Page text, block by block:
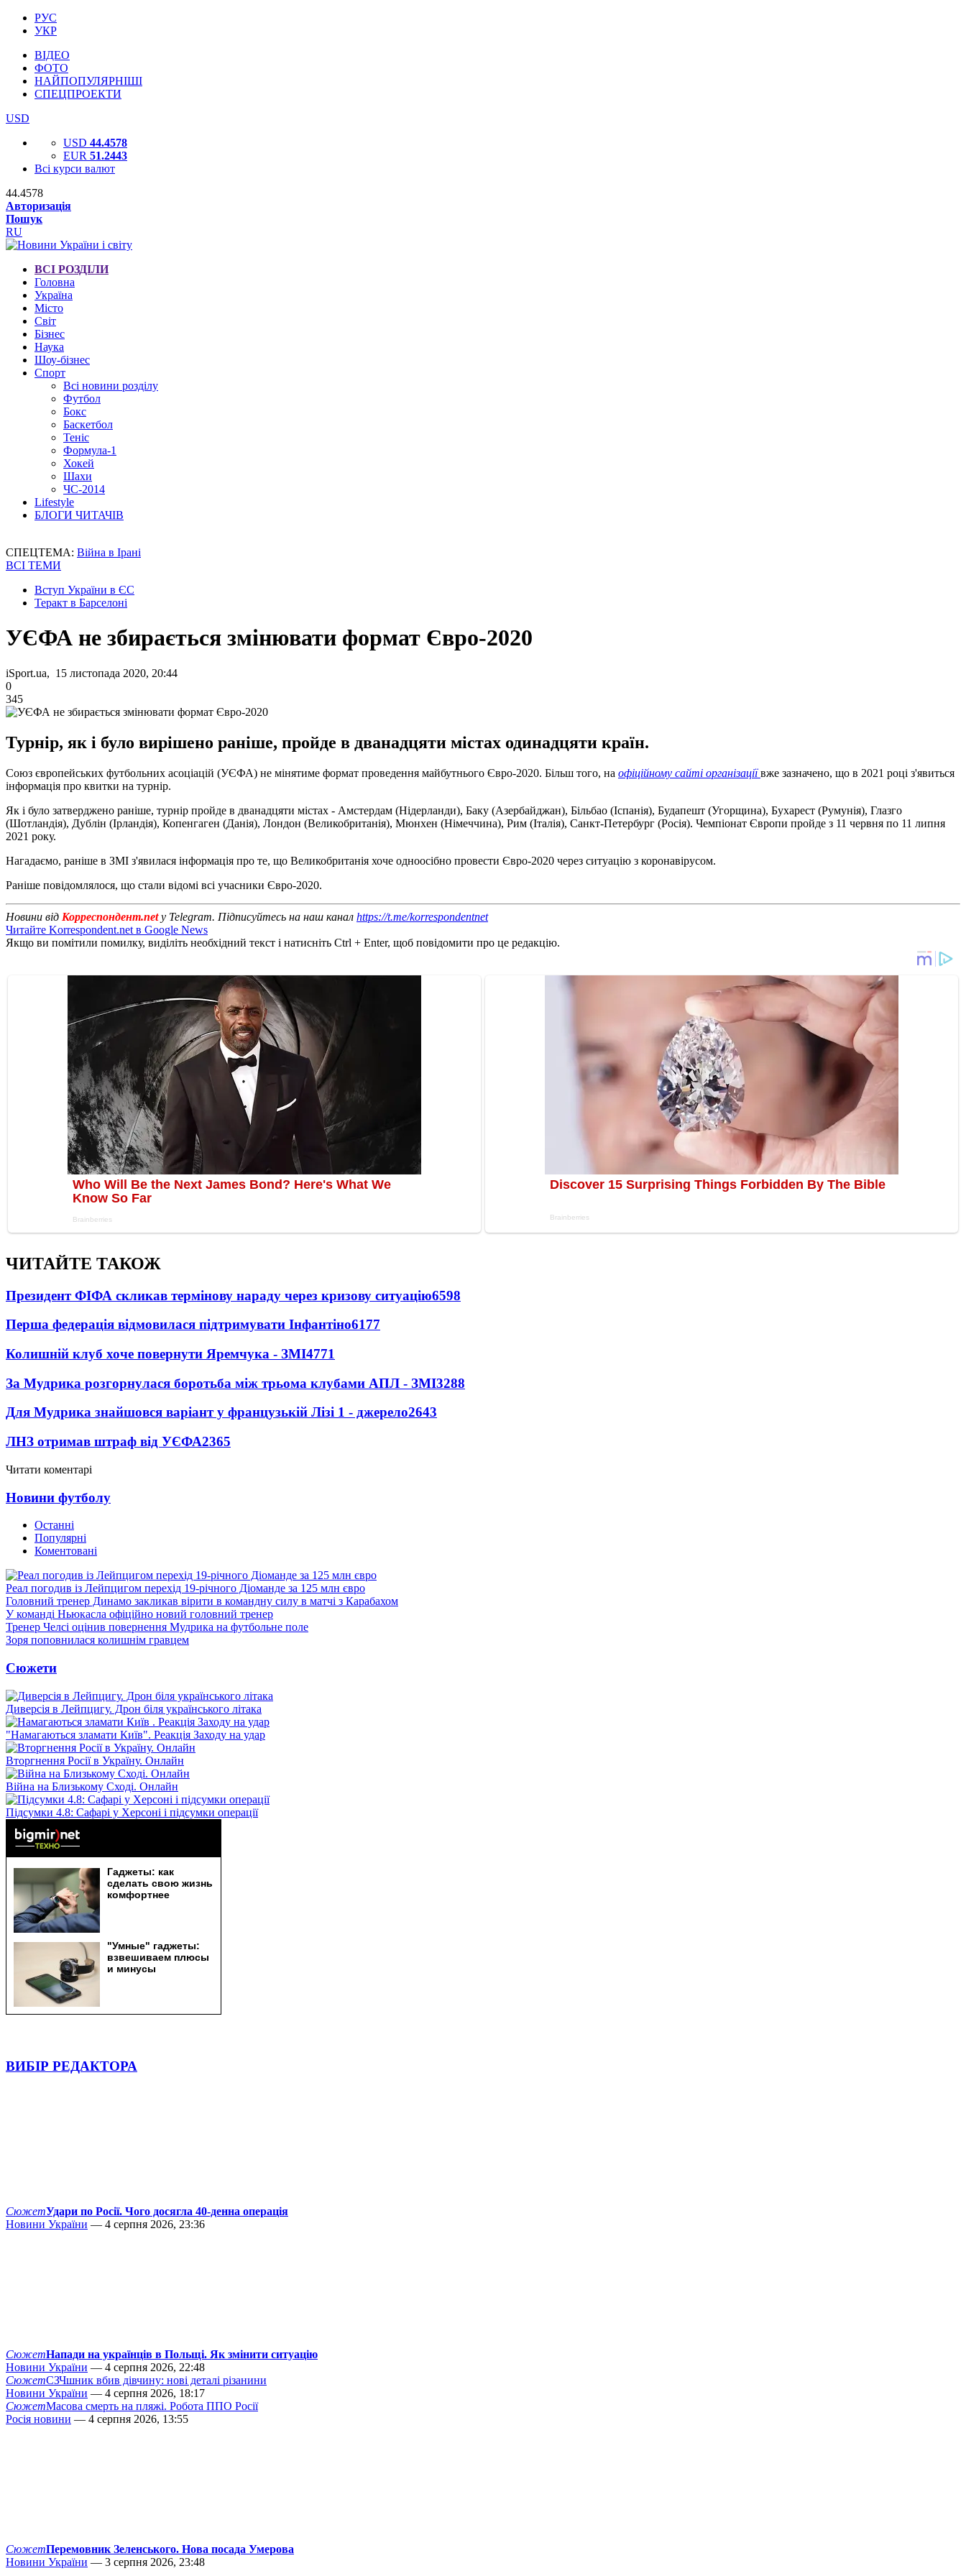
РУС
УКР
ВІДЕО
ФОТО
НАЙПОПУЛЯРНІШІ
СПЕЦПРОЕКТИ
USD
USD 44.4578
EUR 51.2443
Всі курси валют
44.4578
Авторизація
Пошук
RU
ВСІ РОЗДІЛИ
Головна
Україна
Місто
Світ
Бізнес
Наука
Шоу-бізнес
Спорт
Всі новини розділу
Футбол
Бокс
Баскетбол
Теніс
Формула-1
Хокей
Шахи
ЧС-2014
Lifestyle
БЛОГИ ЧИТАЧІВ
СПЕЦТЕМА: Війна в Ірані
ВСІ ТЕМИ
Вступ України в ЄС
Теракт в Барселоні
УЄФА не збирається змінювати формат Євро-2020
iSport.ua, 15 листопада 2020, 20:44
0
345
Турнір, як і було вирішено раніше, пройде в дванадцяти містах одинадцяти країн.
Союз європейських футбольних асоціацій (УЄФА) не мінятиме формат проведення майбутнього Євро-2020. Більш того, на офіційному сайті організаціївже зазначено, що в 2021 році з'явиться
інформація про квитки на турнір.
Як і було затверджено раніше, турнір пройде в дванадцяти містах - Амстердам (Нідерланди), Баку (Азербайджан), Більбао (Іспанія), Будапешт (Угорщина), Бухарест (Румунія), Глазго
(Шотландія), Дублін (Ірландія), Копенгаген (Данія), Лондон (Великобританія), Мюнхен (Німеччина), Рим (Італія), Санкт-Петербург (Росія). Чемпіонат Європи пройде з 11 червня по 11 липня
2021 року.
Нагадаємо, раніше в ЗМІ з'явилася інформація про те, що Великобританія хоче одноосібно провести Євро-2020 через ситуацію з коронавірусом.
Раніше повідомлялося, що стали відомі всі учасники Євро-2020.
Новини від Корреспондент.netу Telegram. Підписуйтесь на наш канал https://t.me/korrespondentnet
Читайте Korrespondent.net в Google News
Якщо ви помітили помилку, виділіть необхідний текст і натисніть Ctrl + Enter, щоб повідомити про це редакцію.
ЧИТАЙТЕ ТАКОЖ
Президент ФІФА скликав термінову нараду через кризову ситуацію6598
Перша федерація відмовилася підтримувати Інфантіно6177
Колишній клуб хоче повернути Яремчука - ЗМІ4771
За Мудрика розгорнулася боротьба між трьома клубами АПЛ - ЗМІ3288
Для Мудрика знайшовся варіант у французькій Лізі 1 - джерело2643
ЛНЗ отримав штраф від УЄФА2365
Читати коментарі
Новини футболу
Останні
Популярні
Коментовані
Реал погодив із Лейпцигом перехід 19-річного Діоманде за 125 млн євро
Головний тренер Динамо закликав вірити в командну силу в матчі з Карабахом
У команді Ньюкасла офіційно новий головний тренер
Тренер Челсі оцінив повернення Мудрика на футбольне поле
Зоря поповнилася колишнім гравцем
Сюжети
Диверсія в Лейпцигу. Дрон біля українського літака
"Намагаються зламати Київ". Реакція Заходу на удар
Вторгнення Росії в Україну. Онлайн
Війна на Близькому Сході. Онлайн
Підсумки 4.8: Сафарі у Херсоні і підсумки операції
ВИБІР РЕДАКТОРА
СюжетУдари по Росії. Чого досягла 40-денна операція
Новини України — 4 серпня 2026, 23:36
СюжетНапади на українців в Польщі. Як змінити ситуацію
Новини України — 4 серпня 2026, 22:48
СюжетСЗЧшник вбив дівчину: нові деталі різанини
Новини України — 4 серпня 2026, 18:17
СюжетМасова смерть на пляжі. Робота ППО Росії
Росія новини — 4 серпня 2026, 13:55
СюжетПеремовник Зеленського. Нова посада Умерова
Новини України — 3 серпня 2026, 23:48